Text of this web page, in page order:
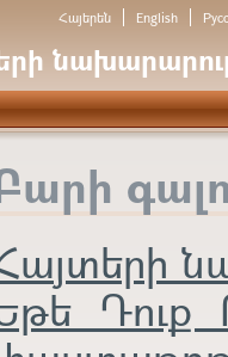
Հայերեն English
Դուք